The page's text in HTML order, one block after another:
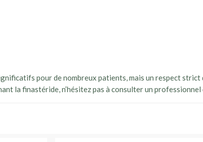
pour de nombreux patients, mais un respect
la finastéride, n’hésitez pas à consulter un professionnel